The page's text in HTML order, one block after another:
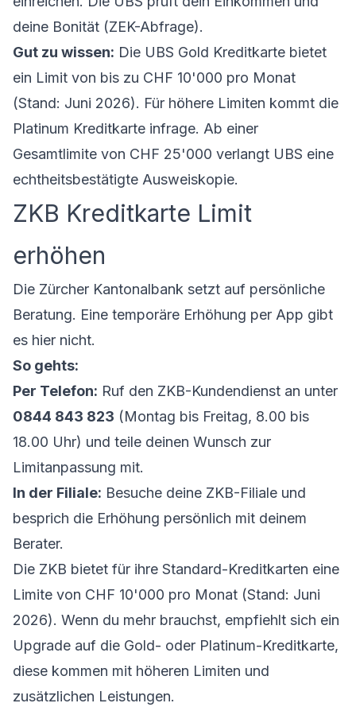
deine Bonität (ZEK-Abfrage).
Gut zu wissen: Die UBS Gold Kreditkarte bietet
ein Limit von bis zu CHF 10'000 pro Monat
(Stand: Juni 2026). Für höhere Limiten kommt die
Platinum Kreditkarte infrage. Ab einer
Gesamtlimite von CHF 25'000 verlangt UBS eine
echtheitsbestätigte Ausweiskopie.
ZKB Kreditkarte Limit
erhöhen
Die Zürcher Kantonalbank setzt auf persönliche
Beratung. Eine temporäre Erhöhung per App gibt
es hier nicht.
So gehts:
Per Telefon: Ruf den ZKB-Kundendienst an unter
0844 843 823 (Montag bis Freitag, 8.00 bis
18.00 Uhr) und teile deinen Wunsch zur
Limitanpassung mit.
In der Filiale: Besuche deine ZKB-Filiale und
besprich die Erhöhung persönlich mit deinem
Berater.
Die ZKB bietet für ihre Standard-Kreditkarten eine
Limite von CHF 10'000 pro Monat (Stand: Juni
2026). Wenn du mehr brauchst, empfiehlt sich ein
Upgrade auf die Gold- oder Platinum-Kreditkarte,
diese kommen mit höheren Limiten und
zusätzlichen Leistungen.